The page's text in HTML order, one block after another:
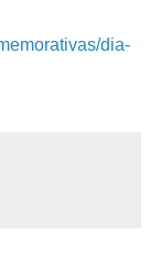
dia-